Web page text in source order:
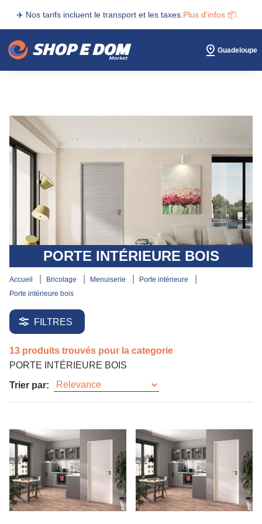
✈️ Nos tarifs incluent le transport et les taxes. Plus d'infos 📦
Guadeloupe
PORTE INTÉRIEURE BOIS
accueil bricolage menuiserie
porte intérieure
porte intérieure bois
FILTRES
13 produits trouvés pour la categorie
PORTE INTÉRIEURE BOIS
Trier par: